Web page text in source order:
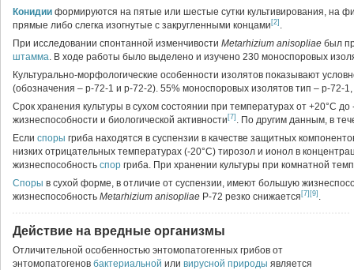
Конидии формируются на пятые или шестые сутки культивирования, на
прямые либо слегка изогнутые с закругленными концами [2] .
При исследовании спонтанной изменчивости Metarhizium anisopliae был
штамма. В ходе работы было выделено и изучено 230 моноспоровых
Культурально-морфологические особенности изолятов показывают
(обозначения – р-72-1 и р-72-2). 55% моноспоровых изолятов тип – р-72-
Срок хранения культуры в сухом состоянии при температурах от +20°С
жизнеспособности и биологической активности [7] . По другим данным, в
Если споры гриба находятся в суспензии в качестве защитных
низких отрицательных температурах (-20°С) тирозол и ионол в
жизнеспособность спор гриба. При хранении культуры при комнатной
Споры в сухой форме, в отличие от суспензии, имеют большую
жизнеспособность Metarhizium anisopliae Р-72 резко снижается [7] [9] .
Действие на вредные организмы
Отличительной особенностью энтомопатогенных грибов от
энтомопатогенов бактериальной или вирусной природы является